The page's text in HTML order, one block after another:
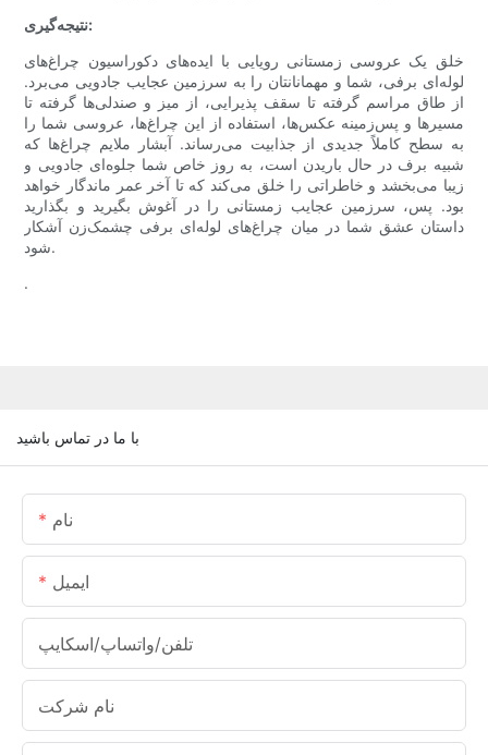
نتیجه‌گیری:
خلق یک عروسی زمستانی رویایی با ایده‌های دکوراسیون چراغ‌های
لوله‌ای برفی، شما و مهمانانتان را به سرزمین عجایب جادویی می‌برد.
از طاق مراسم گرفته تا سقف پذیرایی، از میز و صندلی‌ها گرفته تا
مسیرها و پس‌زمینه عکس‌ها، استفاده از این چراغ‌ها، عروسی شما را
به سطح کاملاً جدیدی از جذابیت می‌رساند. آبشار ملایم چراغ‌ها که
شبیه برف در حال باریدن است، به روز خاص شما جلوه‌ای جادویی و
زیبا می‌بخشد و خاطراتی را خلق می‌کند که تا آخر عمر ماندگار خواهد
بود. پس، سرزمین عجایب زمستانی را در آغوش بگیرید و بگذارید
داستان عشق شما در میان چراغ‌های لوله‌ای برفی چشمک‌زن آشکار
شود.
.
با ما در تماس باشید
نام
ایمیل
تلفن/واتساپ/اسکایپ
نام شرکت